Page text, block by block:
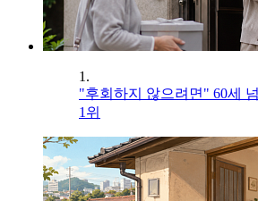
1.
"후회하지 않으려면" 60세
1위